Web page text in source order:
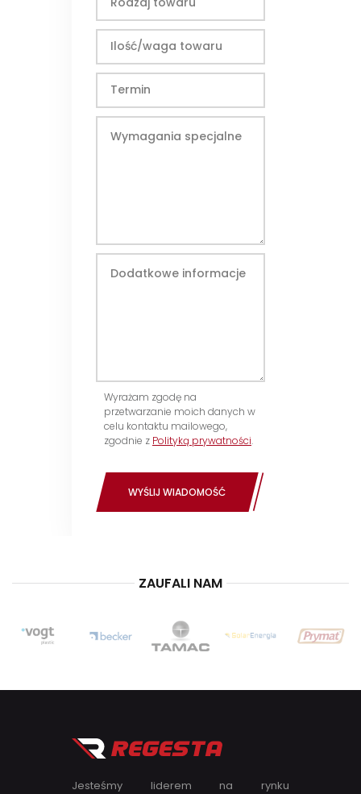
Wyrażam zgodę na
przetwarzanie moich danych w
celu kontaktu mailowego,
zgodnie z Polityką prywatności.
WYŚLIJ WIADOMOŚĆ
ZAUFALI NAM
Jesteśmy liderem na rynku